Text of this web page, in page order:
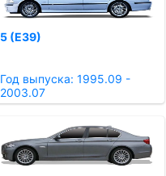
5 (E39)
Год выпуска: 1995.09 -
2003.07